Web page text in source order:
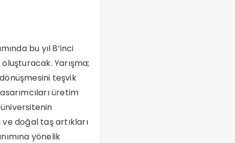
bu yıl 8’inci
Yarışma;
teşvik
üretim
doğal taş artıkları
yönelik